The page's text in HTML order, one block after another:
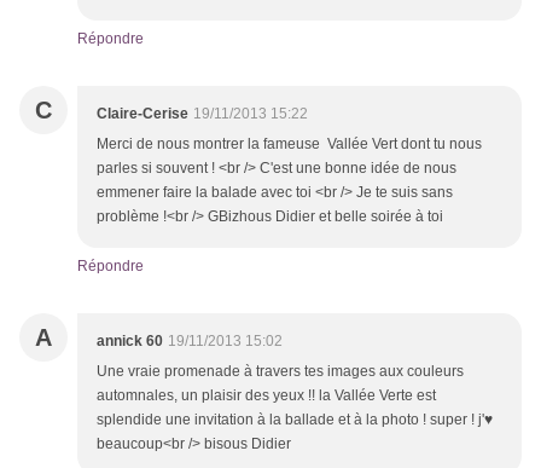
Répondre
C Claire-Cerise 19/11/2013 15:22
Merci de nous montrer la fameuse Vallée Vert dont tu nous
parles si souvent ! <br /> C'est une bonne idée de nous
emmener faire la balade avec toi <br /> Je te suis sans
problème !<br /> GBizhous Didier et belle soirée à toi
Répondre
A annick 60 19/11/2013 15:02
Une vraie promenade à travers tes images aux couleurs
automnales, un plaisir des yeux !! la Vallée Verte est
splendide une invitation à la ballade et à la photo ! super ! j'♥
beaucoup<br /> bisous Didier